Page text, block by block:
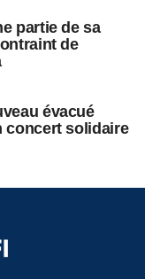
partie de sa
de
évacué
concert solidaire